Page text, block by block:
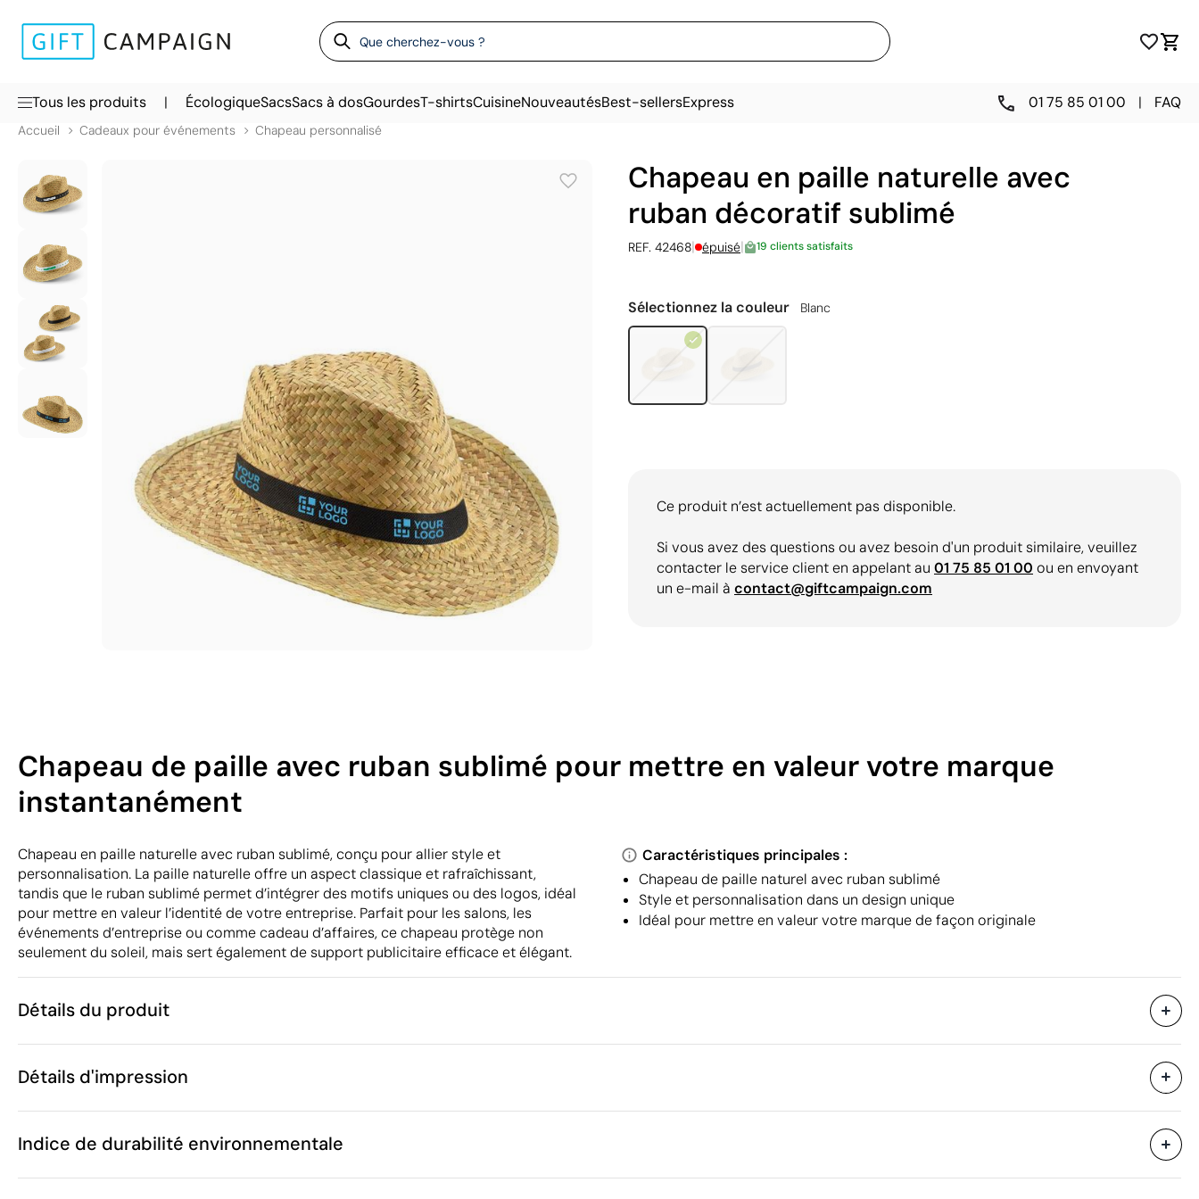
Tous les produits | ÉcologiqueSacsSacs à dosGourdesT-shirtsCuisineNouveautésBest-sellersExpress 01 75 85 01 00 | FAQ
Accueil Cadeaux pour événements Chapeau personnalisé
Chapeau en paille naturelle avec
ruban décoratif sublimé
REF. 42468| épuisé| 19 clients satisfaits
Sélectionnez la couleur Blanc
Ce produit n’est actuellement pas disponible.
Si vous avez des questions ou avez besoin d'un produit similaire, veuillez
contacter le service client en appelant au 01 75 85 01 00 ou en envoyant
un e-mail à contact@giftcampaign.com
Chapeau de paille avec ruban sublimé pour mettre en valeur votre marque
instantanément
Chapeau en paille naturelle avec ruban sublimé, conçu pour allier style et
personnalisation. La paille naturelle offre un aspect classique et rafraîchissant,
tandis que le ruban sublimé permet d’intégrer des motifs uniques ou des logos, idéal
pour mettre en valeur l’identité de votre entreprise. Parfait pour les salons, les
événements d’entreprise ou comme cadeau d’affaires, ce chapeau protège non
seulement du soleil, mais sert également de support publicitaire efficace et élégant.
Caractéristiques principales :
Chapeau de paille naturel avec ruban sublimé
Style et personnalisation dans un design unique
Idéal pour mettre en valeur votre marque de façon originale
Détails du produit
Caractéristiques
Code du produit
Taille
58 cm
Poids
94 g
Emballage
Détails d'impression
Indice de durabilité environnementale